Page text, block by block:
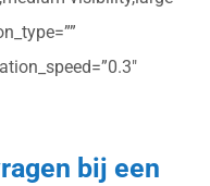
bij een